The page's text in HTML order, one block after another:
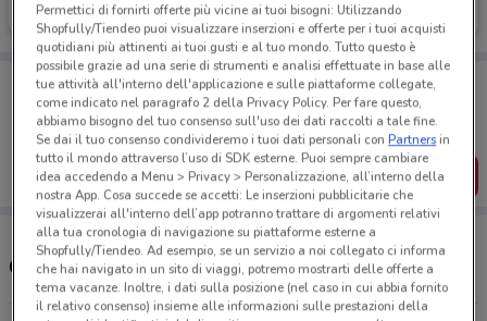
Porta DoveConviene sempre con te!
Puoi trovare le migliori offerte dei negozi vicino a te,
salvarle e creare la tua lista del risparmio, comodamente
dal tuo cellulare.
SCARICA L’APP
Concessionari Land Rover nelle vicinanze
Permettici di fornirti offerte più vicine ai tuoi bisogni: Utilizzando
Shopfully/Tiendeo puoi visualizzare inserzioni e offerte per i tuoi acquisti
quotidiani più attinenti ai tuoi gusti e al tuo mondo. Tutto questo è
possibile grazie ad una serie di strumenti e analisi effettuate in base alle
tue attività all'interno dell'applicazione e sulle piattaforme collegate,
come indicato nel paragrafo 2 della Privacy Policy. Per fare questo,
abbiamo bisogno del tuo consenso sull'uso dei dati raccolti a tale fine.
Se dai il tuo consenso condivideremo i tuoi dati personali conPartnersin
tutto il mondo attraverso l’uso di SDK esterne. Puoi sempre cambiare
idea accedendo a Menu > Privacy > Personalizzazione, all’interno della
nostra App. Cosa succede se accetti: Le inserzioni pubblicitarie che
visualizzerai all'interno dell’app potranno trattare di argomenti relativi
alla tua cronologia di navigazione su piattaforme esterne a
Shopfully/Tiendeo. Ad esempio, se un servizio a noi collegato ci informa
che hai navigato in un sito di viaggi, potremo mostrarti delle offerte a
tema vacanze. Inoltre, i dati sulla posizione (nel caso in cui abbia fornito
il relativo consenso) insieme alle informazioni sulle prestazioni della